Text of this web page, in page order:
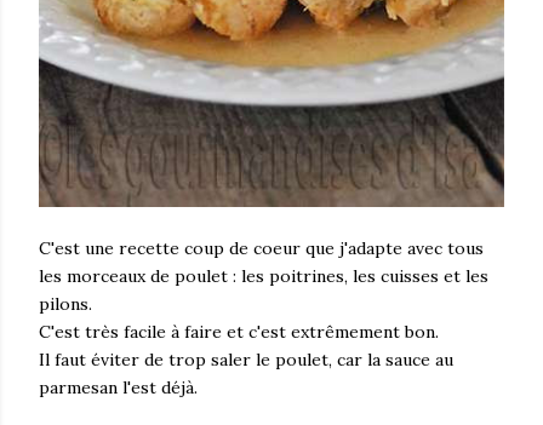
C'est une recette coup de coeur que j'adapte avec tous
les morceaux de poulet : les poitrines, les cuisses et les
pilons.
C'est très facile à faire et c'est extrêmement bon.
Il faut éviter de trop saler le poulet, car la sauce au
parmesan l'est déjà.